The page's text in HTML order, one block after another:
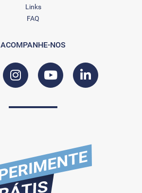
Links
FAQ
ACOMPANHE-NOS